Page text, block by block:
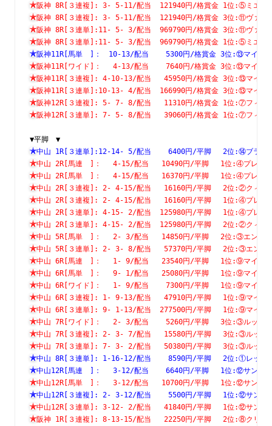
阪神 8R[３連複]: 3- 5-11/配当  121940円/格賞金 1位
阪神 8R[３連複]: 3- 5-11/配当  121940円/格賞
阪神 8R[３連単]:11- 5- 3/配当  969790円/格賞
阪神 8R[３連単]:11- 5- 3/配当  969790円/格賞金 1位
阪神11R[馬単　]：　10-13/配当    5300円/格賞金 3位:⑬マイネル
阪神11R[ワイド]：　 4-13/配当    7640円/格賞金 3位:⑬マイネル
阪神11R[３連複]: 4-10-13/配当   45950円/格賞金 3位:⑬マイネル
阪神11R[３連単]:10-13- 4/配当  166990円/格賞金 3位:⑬マイネル
阪神12R[３連複]: 5- 7- 8/配当   11310円/格賞金 1位:⑦フィアー
阪神12R[３連単]: 7- 5- 8/配当   39060円/格賞金 1位:⑦フィアー
▼平脚　▼
中山 1R[３連単]:12-14- 5/配当    6400円/平脚　
中山 2R[馬連　]：　 4-15/配当   10490円/平脚　 1
中山 2R[馬単　]：　 4-15/配当   16370円/平脚　 1
中山 2R[３連複]: 2- 4-15/配当   16160円/平脚　 2
中山 2R[３連複]: 2- 4-15/配当   16160円/平脚　
中山 2R[３連単]: 4-15- 2/配当  125980円/平脚　
中山 2R[３連単]: 4-15- 2/配当  125980円/平脚　 2
中山 5R[馬単　]：　 2- 3/配当   14850円/平脚　 2
中山 5R[３連単]: 2- 3- 8/配当   57370円/平脚　 2
中山 6R[馬連　]：　 1- 9/配当   23540円/平脚　
中山 6R[馬単　]：　 9- 1/配当   25080円/平脚　
中山 6R[ワイド]：　 1- 9/配当    7300円/平脚　
中山 6R[３連複]: 1- 9-13/配当   47910円/平脚　
中山 6R[３連単]: 9- 1-13/配当  277500円/平脚　
中山 7R[ワイド]：　 2- 3/配当    5260円/平脚　 3位:③ルックス
中山 7R[３連複]: 2- 3- 7/配当   15580円/平脚　 3位:③ルックス
中山 7R[３連単]: 7- 3- 2/配当   50380円/平脚　 3位:③ルックス
中山 8R[３連単]: 1-16-12/配当    8590円/平脚　
中山12R[馬連　]：　 3-12/配当    6640円/平脚　 1位:⑫サンクロ
中山12R[馬単　]：　 3-12/配当   10700円/平脚　 1位:⑫サンクロ
中山12R[３連複]: 2- 3-12/配当    5500円/平脚　 1位:⑫サンクロ
中山12R[３連単]: 3-12- 2/配当   41840円/平脚　 1位:⑫サンクロ
阪神 1R[３連複]: 8-13-15/配当   22250円/平脚　 2位